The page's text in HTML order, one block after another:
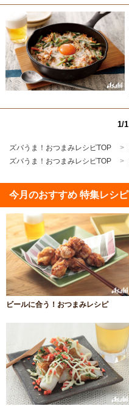
1/
ズバうま！おつまみレシピTOP
ズバうま！おつまみレシピTOP
今月のおすすめ 特集レシピ
ビールに合う！おつまみレシピ